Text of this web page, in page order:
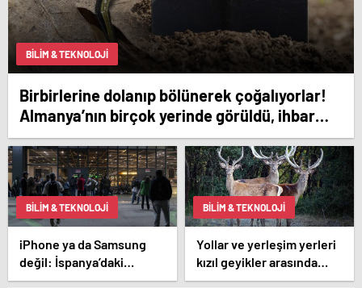
BILIM & TEKNOLOJI
Birbirlerine dolanıp bölünerek çoğalıyorlar!
Almanya’nın birçok yerinde görüldü, ihbar
telefonları susmuyor
BILIM & TEKNOLOJI
iPhone ya da Samsung
değil: İspanya’daki
elektrik kesintisinden sağ
BILIM & TEKNOLOJI
Yollar ve yerleşim yerleri
kızıl geyikler arasında
akraba evliliğine neden